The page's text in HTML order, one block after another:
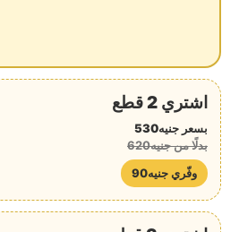
اشتري 2 قطع
بسعر جنيه530
بدلًا من جنيه620
وفّري جنيه90